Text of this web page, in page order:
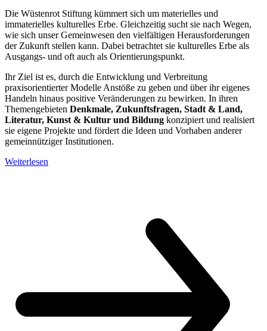
Die Wüstenrot Stiftung kümmert sich um materielles und
immaterielles kulturelles Erbe. Gleichzeitig sucht sie nach Wegen,
wie sich unser Gemeinwesen den vielfältigen Herausforderungen
der Zukunft stellen kann. Dabei betrachtet sie kulturelles Erbe als
Ausgangs- und oft auch als Orientierungspunkt.
Ihr Ziel ist es, durch die Entwicklung und Verbreitung
praxisorientierter Modelle Anstöße zu geben und über ihr eigenes
Handeln hinaus positive Veränderungen zu bewirken. In ihren
Themengebieten Denkmale, Zukunftsfragen, Stadt & Land,
Literatur, Kunst & Kultur und Bildung konzipiert und realisiert
sie eigene Projekte und fördert die Ideen und Vorhaben anderer
gemeinnütziger Institutionen.
Weiterlesen